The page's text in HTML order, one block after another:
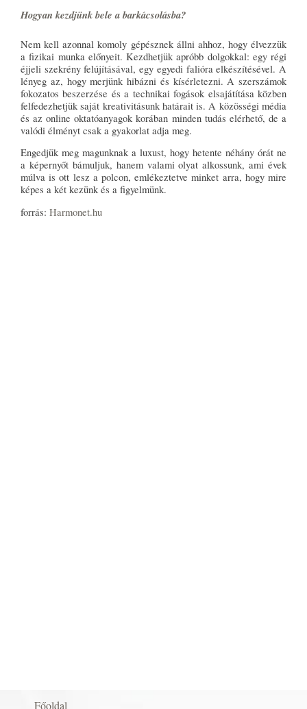
Hogyan kezdjünk bele a barkácsolásba?
Nem kell azonnal komoly gépésznek állni ahhoz, hogy élvezzük
a fizikai munka előnyeit. Kezdhetjük apróbb dolgokkal: egy régi
éjjeli szekrény felújításával, egy egyedi falióra elkészítésével. A
lényeg az, hogy merjünk hibázni és kísérletezni. A szerszámok
fokozatos beszerzése és a technikai fogások elsajátítása közben
felfedezhetjük saját kreativitásunk határait is. A közösségi média
és az online oktatóanyagok korában minden tudás elérhető, de a
valódi élményt csak a gyakorlat adja meg.
Engedjük meg magunknak a luxust, hogy hetente néhány órát ne
a képernyőt bámuljuk, hanem valami olyat alkossunk, ami évek
múlva is ott lesz a polcon, emlékeztetve minket arra, hogy mire
képes a két kezünk és a figyelmünk.
forrás: Harmonet.hu
Főoldal